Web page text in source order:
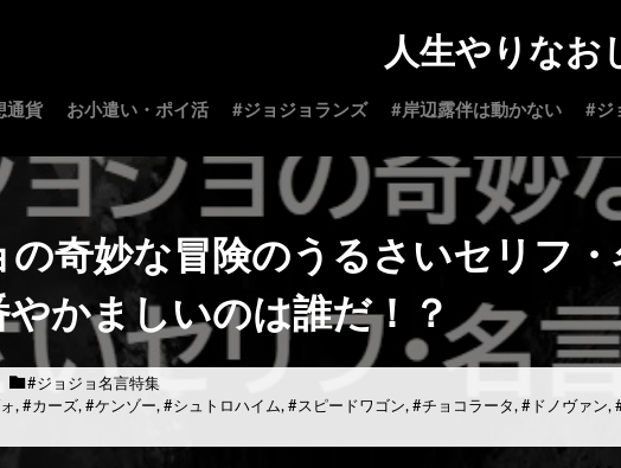
人生やりなお
通貨 お小遣い・ポイ活 #ジョジョランズ #岸辺露伴は動かない #ジ
の奇妙な冒険のうるさいセリフ・
やかましいのは誰だ！？
#ジョジョ名言特集
, #カーズ, #ケンゾー, #シュトロハイム, #スピードワゴン, #チョコラータ, #ドノヴァン,